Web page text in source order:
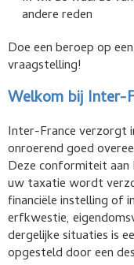
andere reden
Doe een beroep op
vraagstelling!
Welkom bij Inter-
Inter-France verzorgt
onroerend goed
Deze conformiteit aan
uw taxatie wordt
financiële instelling of
erfkwestie,
dergelijke situaties is
opgesteld door een